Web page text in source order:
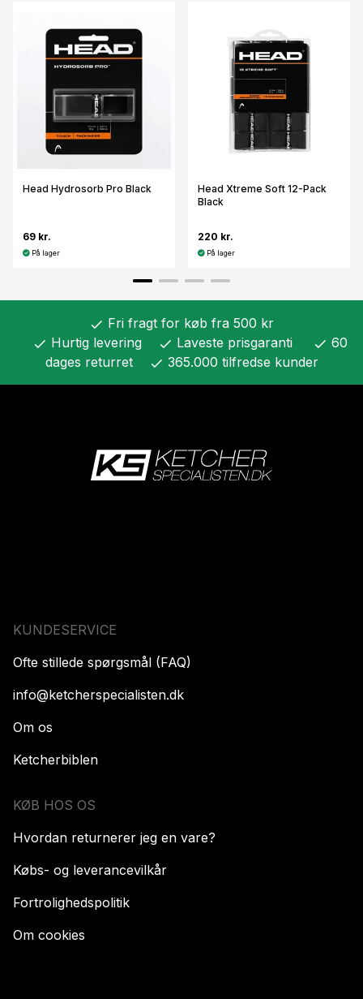
Head Hydrosorb Pro Black
69 kr.
På lager
Head Xtreme Soft 12-Pack
Black
220 kr.
På lager
check Fri fragt for køb fra 500 kr
check Hurtig levering check Laveste prisgaranti check 60
dages returret
check 365.000 tilfredse kunder
KUNDESERVICE
Ofte stillede spørgsmål (FAQ)
info@ketcherspecialisten.dk
Om os
Ketcherbiblen
KØB HOS OS
Hvordan returnerer jeg en vare?
Købs- og leverancevilkår
Fortrolighedspolitik
Om cookies